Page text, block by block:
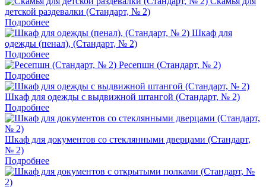
детской раздевалки (Стандарт, № 2)
Подробнее
Шкаф для
одежды (пенал), (Стандарт, № 2)
Подробнее
Ресепшн (Стандарт, № 2)
Подробнее
Шкаф для одежды с выдвижной штангой (Стандарт, № 2)
Подробнее
Шкаф для документов со стеклянными дверцами (Стандарт,
№ 2)
Подробнее